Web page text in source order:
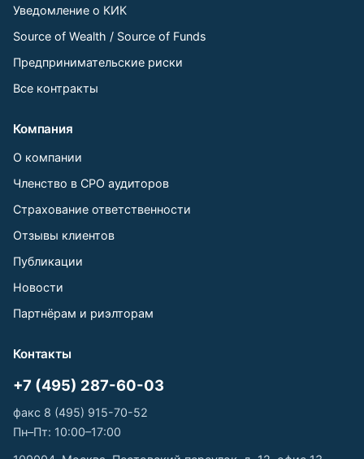
Уведомление о КИК
Source of Wealth / Source of Funds
Предпринимательские риски
Все контракты
Компания
О компании
Членство в СРО аудиторов
Страхование ответственности
Отзывы клиентов
Публикации
Новости
Партнёрам и риэлторам
Контакты
+7 (495) 287-60-03
факс 8 (495) 915-70-52
Пн–Пт: 10:00–17:00